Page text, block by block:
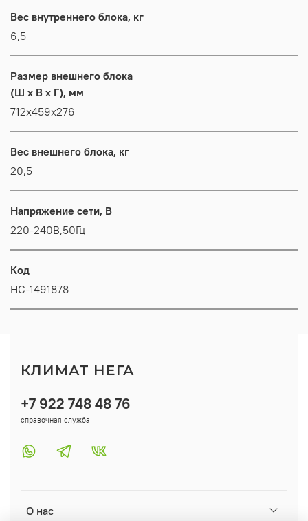
Вес внутреннего блока, кг
6,5
Размер внешнего блока
(Ш x В x Г), мм
712x459x276
Вес внешнего блока, кг
20,5
Напряжение сети, В
220-240В,50Гц
Код
НС-1491878
О нас
+7 922 748 48 76
справочная служба
КЛИМАТ НЕГА